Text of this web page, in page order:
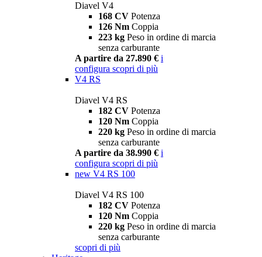
Diavel V4
168 CV Potenza
126 Nm Coppia
223 kg Peso in ordine di marcia
senza carburante
A partire da 27.890 € i
configura scopri di più
V4 RS
Diavel V4 RS
182 CV Potenza
120 Nm Coppia
220 kg Peso in ordine di marcia
senza carburante
A partire da 38.990 € i
configura scopri di più
new V4 RS 100
Diavel V4 RS 100
182 CV Potenza
120 Nm Coppia
220 kg Peso in ordine di marcia
senza carburante
scopri di più